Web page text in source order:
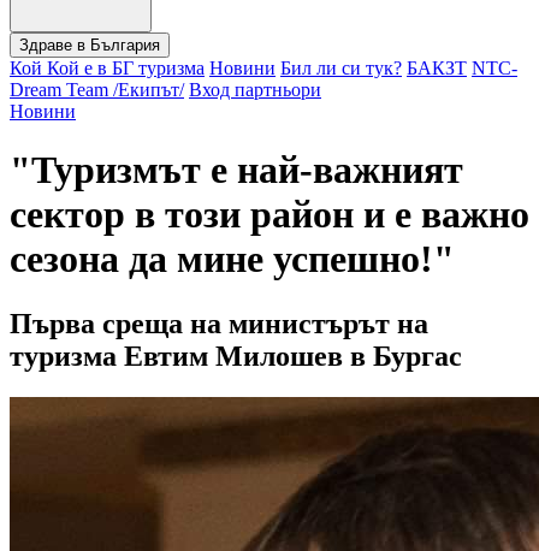
Здраве в България
Кой Кой е в БГ туризма Новини Бил ли си тук? БАКЗТ NTC-
Dream Team /Екипът/ Вход партньори
Новини
"Туризмът е най-важният
сектор в този район и е важно
сезона да мине успешно!"
Първа среща на министърът на
туризма Евтим Милошев в Бургас